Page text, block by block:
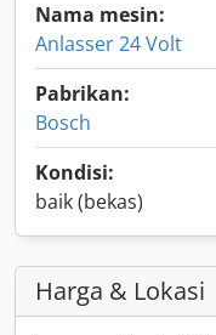
Nama mesin:
Anlasser 24 Volt
Pabrikan:
Bosch
Kondisi:
baik (bekas)
Harga & Lokasi